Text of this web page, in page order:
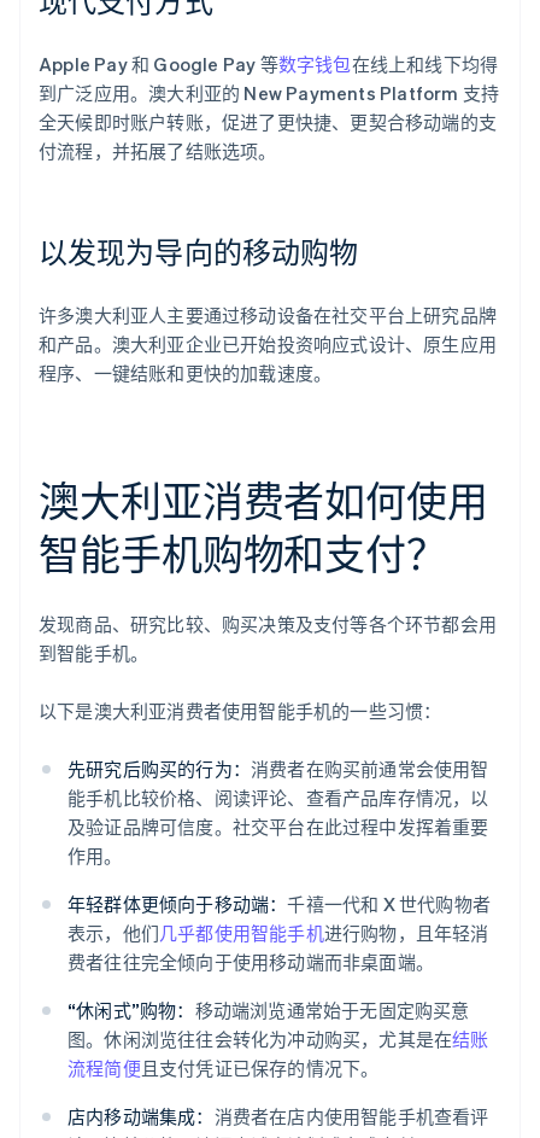
Apple Pay 和 Google Pay 等数字钱包在线上和线下均得
到广泛应用。澳大利亚的 New Payments Platform 支持
全天候即时账户转账，促进了更快捷、更契合移动端的支
付流程，并拓展了结账选项。
以发现为导向的移动购物
许多澳大利亚人主要通过移动设备在社交平台上研究品牌
和产品。澳大利亚企业已开始投资响应式设计、原生应用
程序、一键结账和更快的加载速度。
澳大利亚消费者如何使用
智能手机购物和支付？
发现商品、研究比较、购买决策及支付等各个环节都会用
到智能手机。
以下是澳大利亚消费者使用智能手机的一些习惯：
先研究后购买的行为： 消费者在购买前通常会使用智
能手机比较价格、阅读评论、查看产品库存情况，以
及验证品牌可信度。社交平台在此过程中发挥着重要
作用。
年轻群体更倾向于移动端：千禧一代和 X 世代购物者
表示，他们几乎都使用智能手机进行购物，且年轻消
费者往往完全倾向于使用移动端而非桌面端。
“休闲式”购物： 移动端浏览通常始于无固定购买意
图。休闲浏览往往会转化为冲动购买，尤其是在结账
流程简便且支付凭证已保存的情况下。
店内移动端集成： 消费者在店内使用智能手机查看评